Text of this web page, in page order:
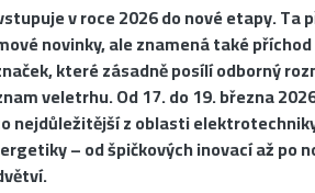
v roce 2026 do nové etapy. Ta
novinky, ale znamená také
které zásadně posílí odborný
veletrhu. Od 17. do 19. března
nejdůležitější z oblasti
– od špičkových inovací až po